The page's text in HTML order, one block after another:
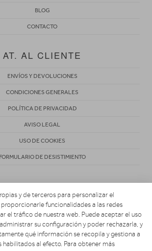
BLOG
CONTACTO
AT. AL CLIENTE
ENVÍOS Y DEVOLUCIONES
CONDICIONES GENERALES
POLÍTICA DE PRIVACIDAD
AVISO LEGAL
USO DE COOKIES
FORMULARIO DE DESISTIMIENTO
HOGAR CONFORT Y DESCANSO
y de terceros para personalizar el
funcionalidades a las redes
el tráfico de nuestra web. Puede aceptar el uso
su configuración y poder rechazarla, y
qué información se recopila y gestiona a
habilitados al efecto. Para obtener más